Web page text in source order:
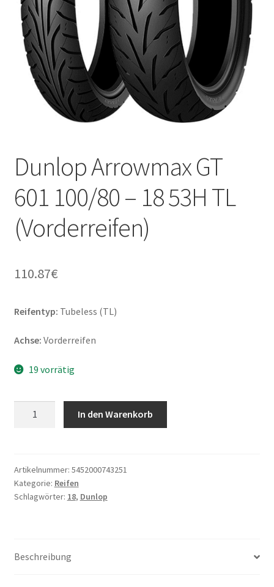
Dunlop Arrowmax GT
601 100/80 – 18 53H TL
(Vorderreifen)
110.87€
Reifentyp: Tubeless (TL)
Achse: Vorderreifen
19 vorrätig
100/80
-
18
Menge
In den Warenkorb
Artikelnummer: 5452000743251
Kategorie: Reifen
Schlagwörter: 18, Dunlop
Beschreibung